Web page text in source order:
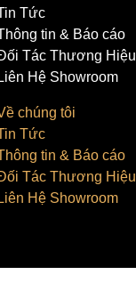
Tức
tin & Báo cáo
Tác Thương Hiệu
Liên Hệ Showroom
chúng tôi
Tức
tin & Báo cáo
Tác Thương Hiệu
Liên Hệ Showroom